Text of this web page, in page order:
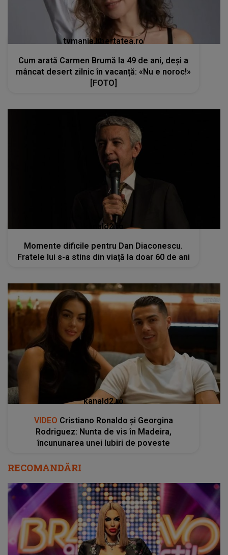
tvmania.libertatea.ro
Cum arată Carmen Brumă la 49 de ani, deși a
mâncat desert zilnic în vacanță: «Nu e noroc!»
[FOTO]
kanald2.ro
Momente dificile pentru Dan Diaconescu.
Fratele lui s-a stins din viață la doar 60 de ani
kanald2.ro
VIDEO Cristiano Ronaldo și Georgina
Rodriguez: Nunta de vis în Madeira,
încununarea unei Iubiri de poveste
RECOMANDĂRI